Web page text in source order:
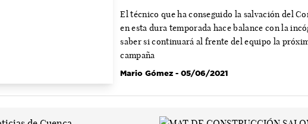
El técnico que ha conseguido la salvación del
en esta dura temporada hace balance con la
saber si continuará al frente del equipo la
campaña
Mario Gómez - 05/06/2021